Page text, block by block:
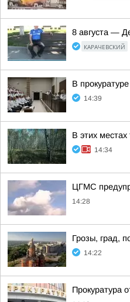
8 августа —
КАРАЧЕВСКИЙ
В
14:39
В этих
14:34
ЦГМС
14:28
Грозы, град,
14:22
Прокуратура